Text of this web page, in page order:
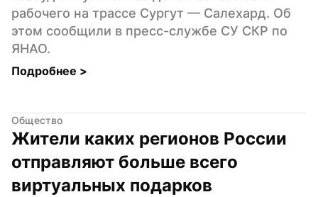
рабочего на трассе Сургут — Салехард. Об
этом сообщили в пресс-службе СУ СКР по
ЯНАО.
Подробнее >
Общество
Жители каких регионов России
отправляют больше всего
виртуальных подарков